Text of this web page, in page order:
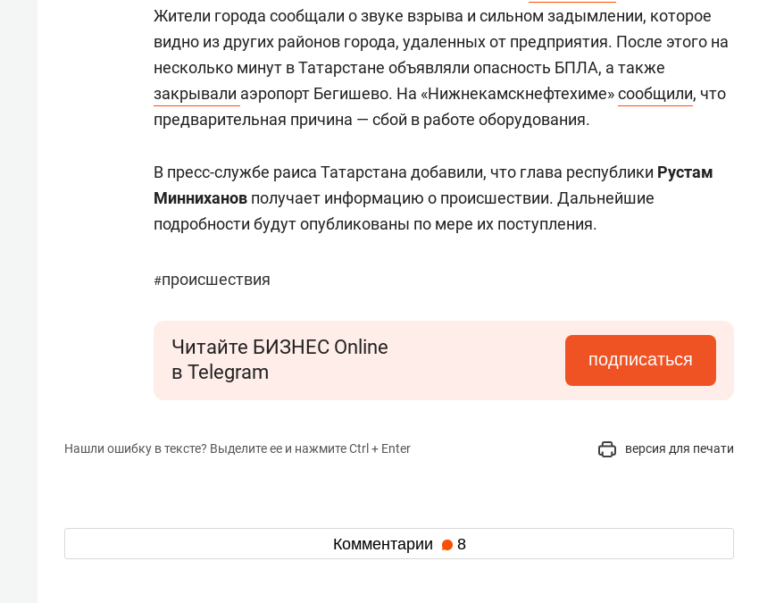
Жители города сообщали о звуке взрыва и сильном задымлении, которое
видно из других районов города, удаленных от предприятия. После этого на
несколько минут в Татарстане объявляли опасность БПЛА, а также
закрывали аэропорт Бегишево. На «Нижнекамскнефтехиме»сообщили, что
предварительная причина — сбой в работе оборудования.
В пресс-службе раиса Татарстана добавили, что глава республики Рустам
Минниханов получает информацию о происшествии. Дальнейшие
подробности будут опубликованы по мере их поступления.
#происшествия
Читайте БИЗНЕС Online
в Telegram
подписаться
Нашли ошибку в тексте? Выделите ее и нажмите Ctrl + Enter версия для печати
Комментарии 8